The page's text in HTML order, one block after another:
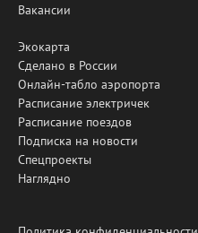
Вакансии
Экокарта
Сделано в России
Онлайн-табло аэропорта
Расписание электричек
Расписание поездов
Подписка на новости
Спецпроекты
Наглядно